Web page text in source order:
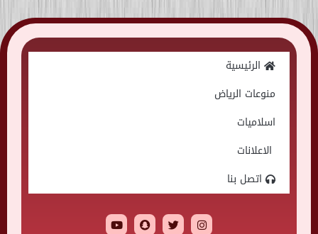
Skip
to
الرئيسية
منوعات الرياض
اسلاميات
الاعلانات
اتصل بنا